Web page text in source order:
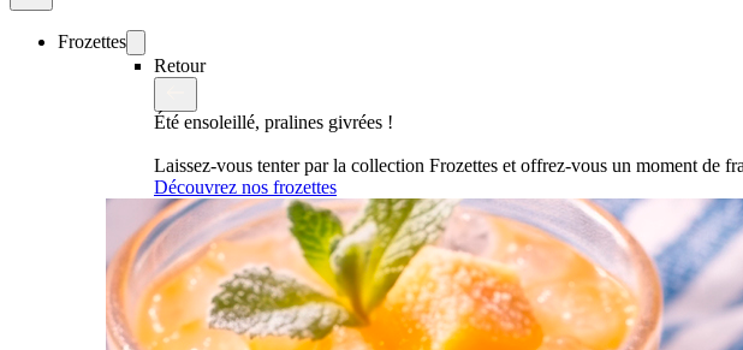
Frozettes
Retour
Été ensoleillé, pralines givrées !
Laissez-vous tenter par la collection Frozettes et offrez-vous un moment de
Découvrez nos frozettes